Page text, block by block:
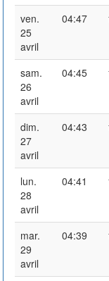
ven.
25
avril
04:47
sam.
26
avril
04:45
dim.
27
avril
04:43
lun.
28
avril
04:41
mar.
29
avril
04:39